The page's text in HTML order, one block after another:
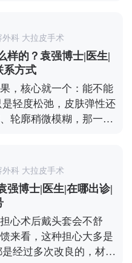
面诊，详细了解。
决。比如MCR复合提升
会做精细处理，能让嘴
会影响表情自然度。 这
经和肌肉特别丰富，稍
然度，所以找对医生很
结构熟悉的医生，面诊
。 想知道更多关于
诊，详细了解。
科 大拉皮手术
样的？袁强博士|医生|
系方式
，核心就一个：能不能
轮廓稍微模糊，那一些
颌缘被肉遮住，甚至法
皮手术了。拉皮是通过
底，维持时间也更长。
式，在传统拉皮的基础
，适合对效果要求高、
提醒下，不管选哪种，
的医生，面诊时把需求
样才能保证效果。 想知
科 大拉皮手术
强博士|医生|在哪出诊|
心术后戴头套会不舒
来看，这种担心大多是